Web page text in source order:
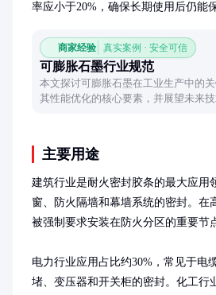
率应小于20%，确保长期使用后仍能
商家经验 真实案例 · 安全可信
可膨胀石墨行业规范
本文探讨可膨胀石墨在工业生产中的
其性能优化的核心要素，并展望未来
主要用途
建筑行业是耐火密封胶条的最大应用
窗、防火隔墙和幕墙系统的密封。在
被强制要求安装在防火分区的重要节
电力行业应用占比约30%，常见于电
堵、变压器和开关柜的密封。化工行